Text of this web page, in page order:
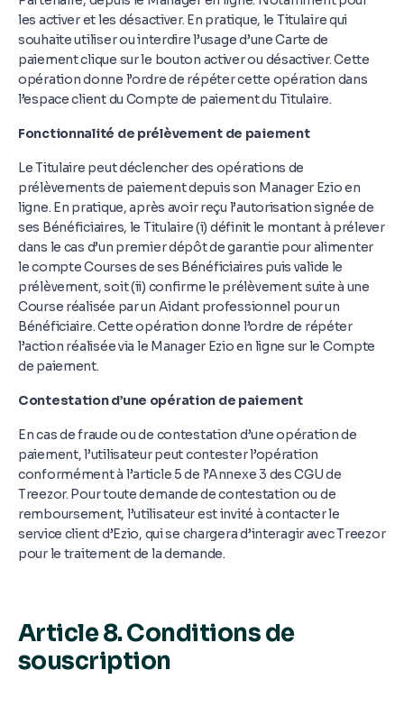
les activer et les désactiver. En pratique, le Titulaire qui
souhaite utiliser ou interdire l’usage d’une Carte de
paiement clique sur le bouton activer ou désactiver. Cette
opération donne l’ordre de répéter cette opération dans
l’espace client du Compte de paiement du Titulaire.
Fonctionnalité de prélèvement de paiement
Le Titulaire peut déclencher des opérations de
prélèvements de paiement depuis son Manager Ezio en
ligne. En pratique, après avoir reçu l’autorisation signée de
ses Bénéficiaires, le Titulaire (i) définit le montant à prélever
dans le cas d’un premier dépôt de garantie pour alimenter
le compte Courses de ses Bénéficiaires puis valide le
prélèvement, soit (ii) confirme le prélèvement suite à une
Course réalisée par un Aidant professionnel pour un
Bénéficiaire. Cette opération donne l’ordre de répéter
l’action réalisée via le Manager Ezio en ligne sur le Compte
de paiement.
Contestation d’une opération de paiement
En cas de fraude ou de contestation d’une opération de
paiement, l’utilisateur peut contester l’opération
conformément à l’article 5 de l’Annexe 3 des CGU de
Treezor. Pour toute demande de contestation ou de
remboursement, l’utilisateur est invité à contacter le
service client d’Ezio, qui se chargera d’interagir avec Treezor
pour le traitement de la demande.
Article 8. Conditions de
souscription